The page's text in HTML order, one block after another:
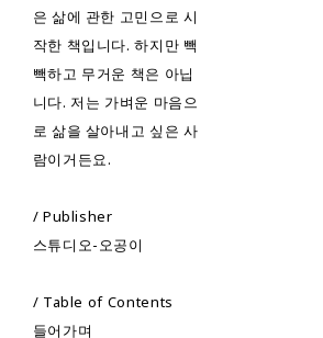
은 삶에 관한 고민으로 시
작한 책입니다. 하지만 빽
빽하고 무거운 책은 아닙
니다. 저는 가벼운 마음으
로 삶을 살아내고 싶은 사
람이거든요.
/ Publisher
스튜디오-오공이
/ Table of Contents
들어가며